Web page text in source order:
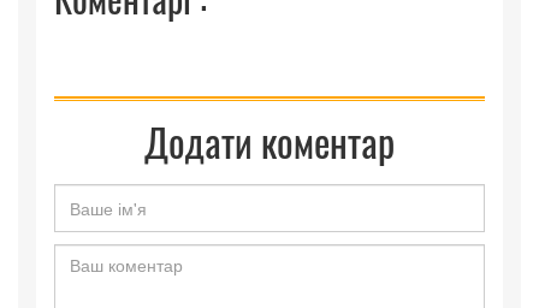
Додати коментар